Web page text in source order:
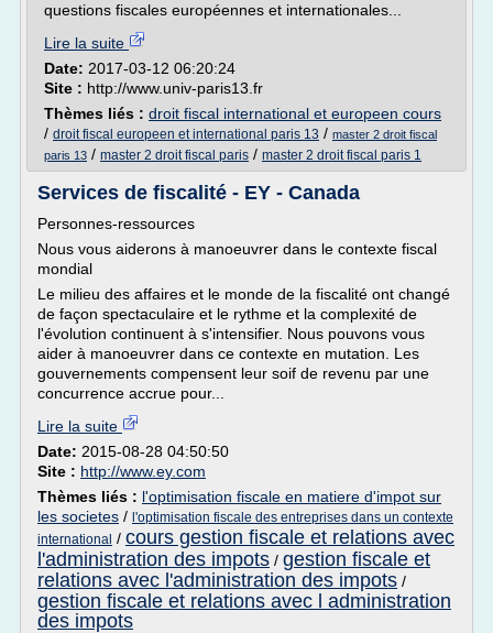
questions fiscales européennes et internationales...
Lire la suite
Date: 2017-03-12 06:20:24
Site : http://www.univ-paris13.fr
Thèmes liés : droit fiscal international et europeen cours
/ droit fiscal europeen et international paris 13 / master 2 droit fiscal
paris 13 / master 2 droit fiscal paris / master 2 droit fiscal paris 1
Services de fiscalité - EY - Canada
Personnes-ressources
Nous vous aiderons à manoeuvrer dans le contexte fiscal
mondial
Le milieu des affaires et le monde de la fiscalité ont changé
de façon spectaculaire et le rythme et la complexité de
l'évolution continuent à s'intensifier. Nous pouvons vous
aider à manoeuvrer dans ce contexte en mutation. Les
gouvernements compensent leur soif de revenu par une
concurrence accrue pour...
Lire la suite
Date: 2015-08-28 04:50:50
Site : http://www.ey.com
Thèmes liés : l'optimisation fiscale en matiere d'impot sur
les societes / l'optimisation fiscale des entreprises dans un contexte
international / cours gestion fiscale et relations avec
l'administration des impots / gestion fiscale et
relations avec l'administration des impots /
gestion fiscale et relations avec l administration
des impots